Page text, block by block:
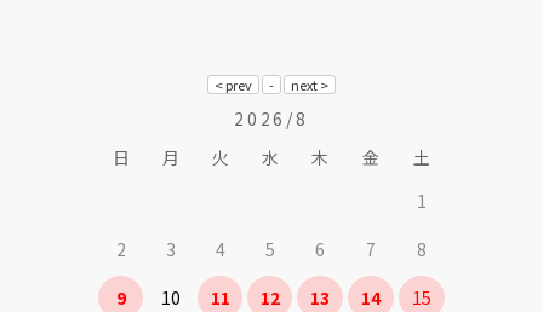
2026/8
日
月 火 水 木 金
土
1
2
3 4 5 6 7
8
9
10 11 12 13 14
15